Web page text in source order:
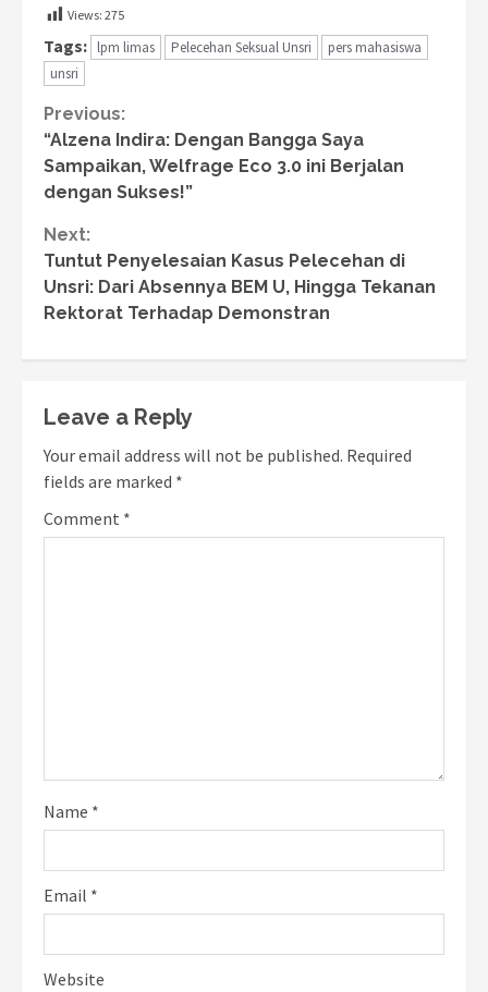
Views: 275
Tags: lpm limas Pelecehan Seksual Unsri
pers mahasiswa
unsri
Continue
Reading
Previous:
“Alzena Indira: Dengan Bangga Saya
Sampaikan, Welfrage Eco 3.0 ini Berjalan
dengan Sukses!”
Next:
Tuntut Penyelesaian Kasus Pelecehan di
Unsri: Dari Absennya BEM U, Hingga Tekanan
Rektorat Terhadap Demonstran
Leave a Reply
Your email address will not be published. Required
fields are marked *
Comment *
Name *
Email *
Website